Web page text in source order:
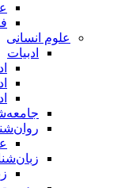
علوم انسانی
ادبیات